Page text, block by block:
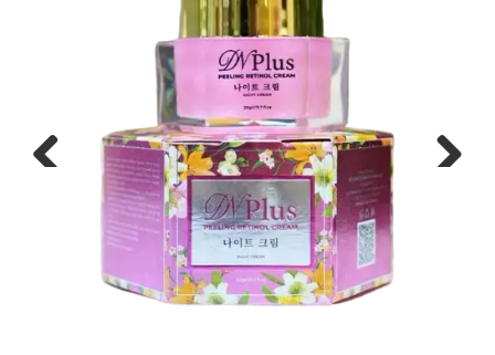
Previous